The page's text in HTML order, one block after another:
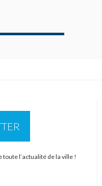
l’actualité de la ville !